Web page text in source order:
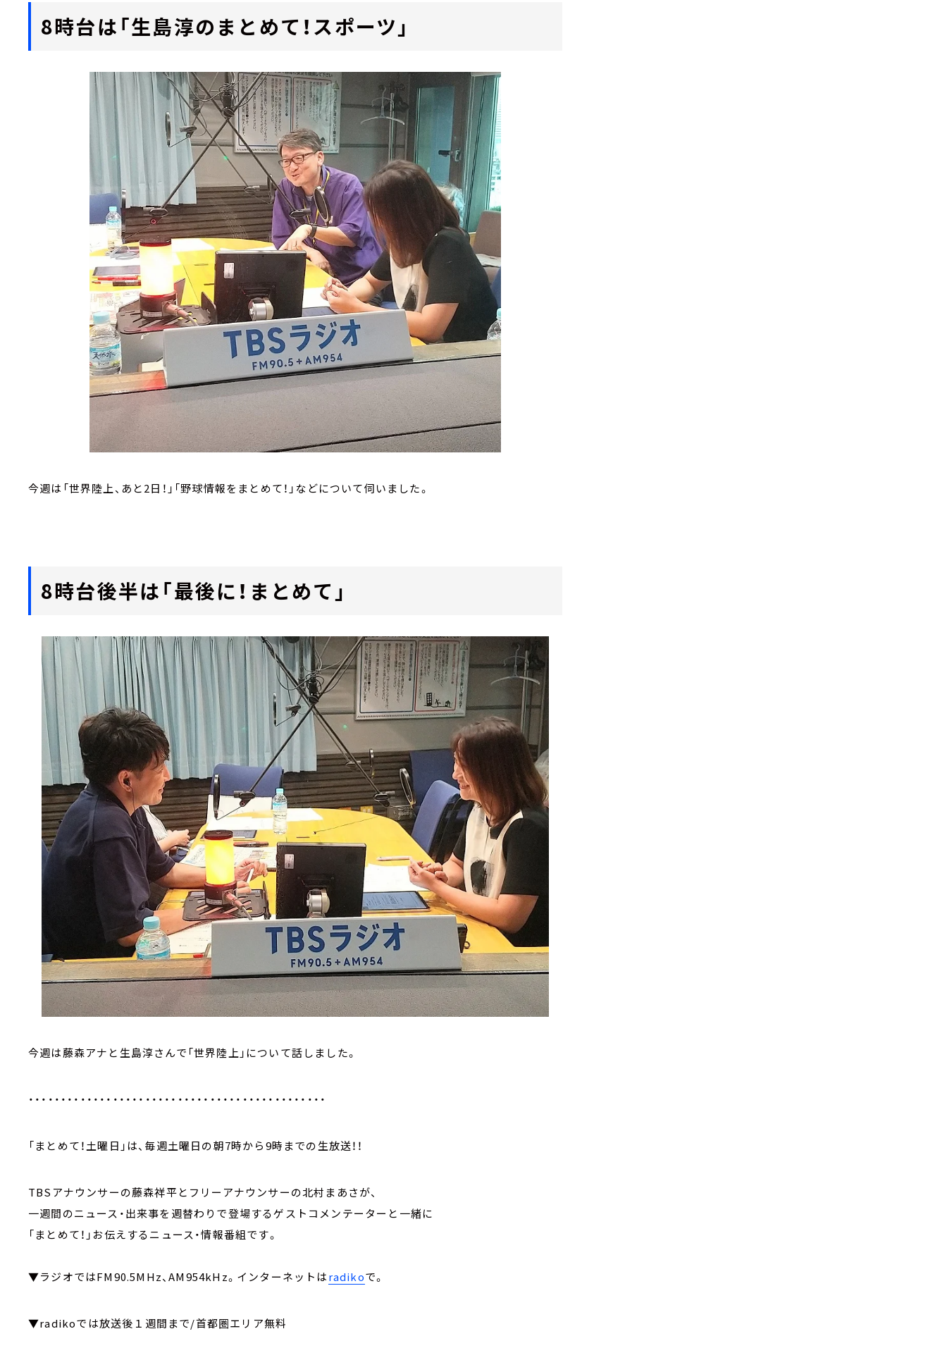
8時台は「生島淳のまとめて！スポーツ」
今週は「世界陸上、あと2日！」「野球情報をまとめて！」などについて伺いました。
8時台後半は「最後に！まとめて」
今週は藤森アナと生島淳さんで「世界陸上」について話しました。
・・・・・・・・・・・・・・・・・・・・・・・・・・・・・・・・・・・・・・・・・・・・・・
「まとめて！土曜日」は、毎週土曜日の朝7時から9時までの生放送！！
TBSアナウンサーの藤森祥平とフリーアナウンサーの北村まあさが、
一週間のニュース・出来事を週替わりで登場するゲストコメンテーターと一緒に
「まとめて！」お伝えするニュース・情報番組です。
▼ラジオではFM90.5MHz、AM954kHz。インターネットはradikoで。
▼radikoでは放送後１週間まで/首都圏エリア無料